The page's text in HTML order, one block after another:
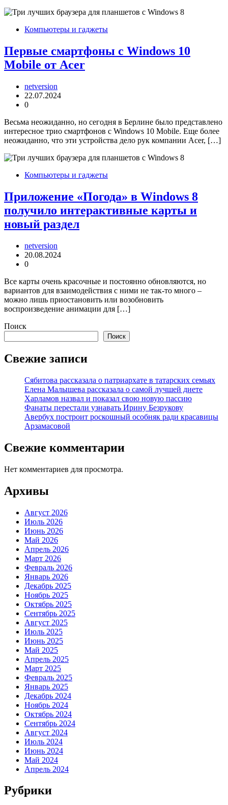
Компьютеры и гаджеты
Первые смартфоны с Windows 10
Mobile от Acer
netversion
22.07.2024
0
Весьма неожиданно, но сегодня в Берлине было представлено
интересное трио смартфонов с Windows 10 Mobile. Еще более
неожиданно, что эти устройства дело рук компании Acer, […]
Компьютеры и гаджеты
Приложение «Погода» в Windows 8
получило интерактивные карты и
новый раздел
netversion
20.08.2024
0
Все карты очень красочные и постоянно обновляются, но
вариантов для взаимодействия с ними не так-то много –
можно лишь приостановить или возобновить
воспроизведение анимации для […]
Поиск
Поиск
Свежие записи
Сябитова рассказала о патриархате в татарских семьях
Елена Малышева рассказала о самой лучшей диете
Харламов назвал и показал свою новую пассию
Фанаты перестали узнавать Ирину Безрукову
Авербух построит роскошный особняк ради красавицы
Арзамасовой
Свежие комментарии
Нет комментариев для просмотра.
Архивы
Август 2026
Июль 2026
Июнь 2026
Май 2026
Апрель 2026
Март 2026
Февраль 2026
Январь 2026
Декабрь 2025
Ноябрь 2025
Октябрь 2025
Сентябрь 2025
Август 2025
Июль 2025
Июнь 2025
Май 2025
Апрель 2025
Март 2025
Февраль 2025
Январь 2025
Декабрь 2024
Ноябрь 2024
Октябрь 2024
Сентябрь 2024
Август 2024
Июль 2024
Июнь 2024
Май 2024
Апрель 2024
Рубрики